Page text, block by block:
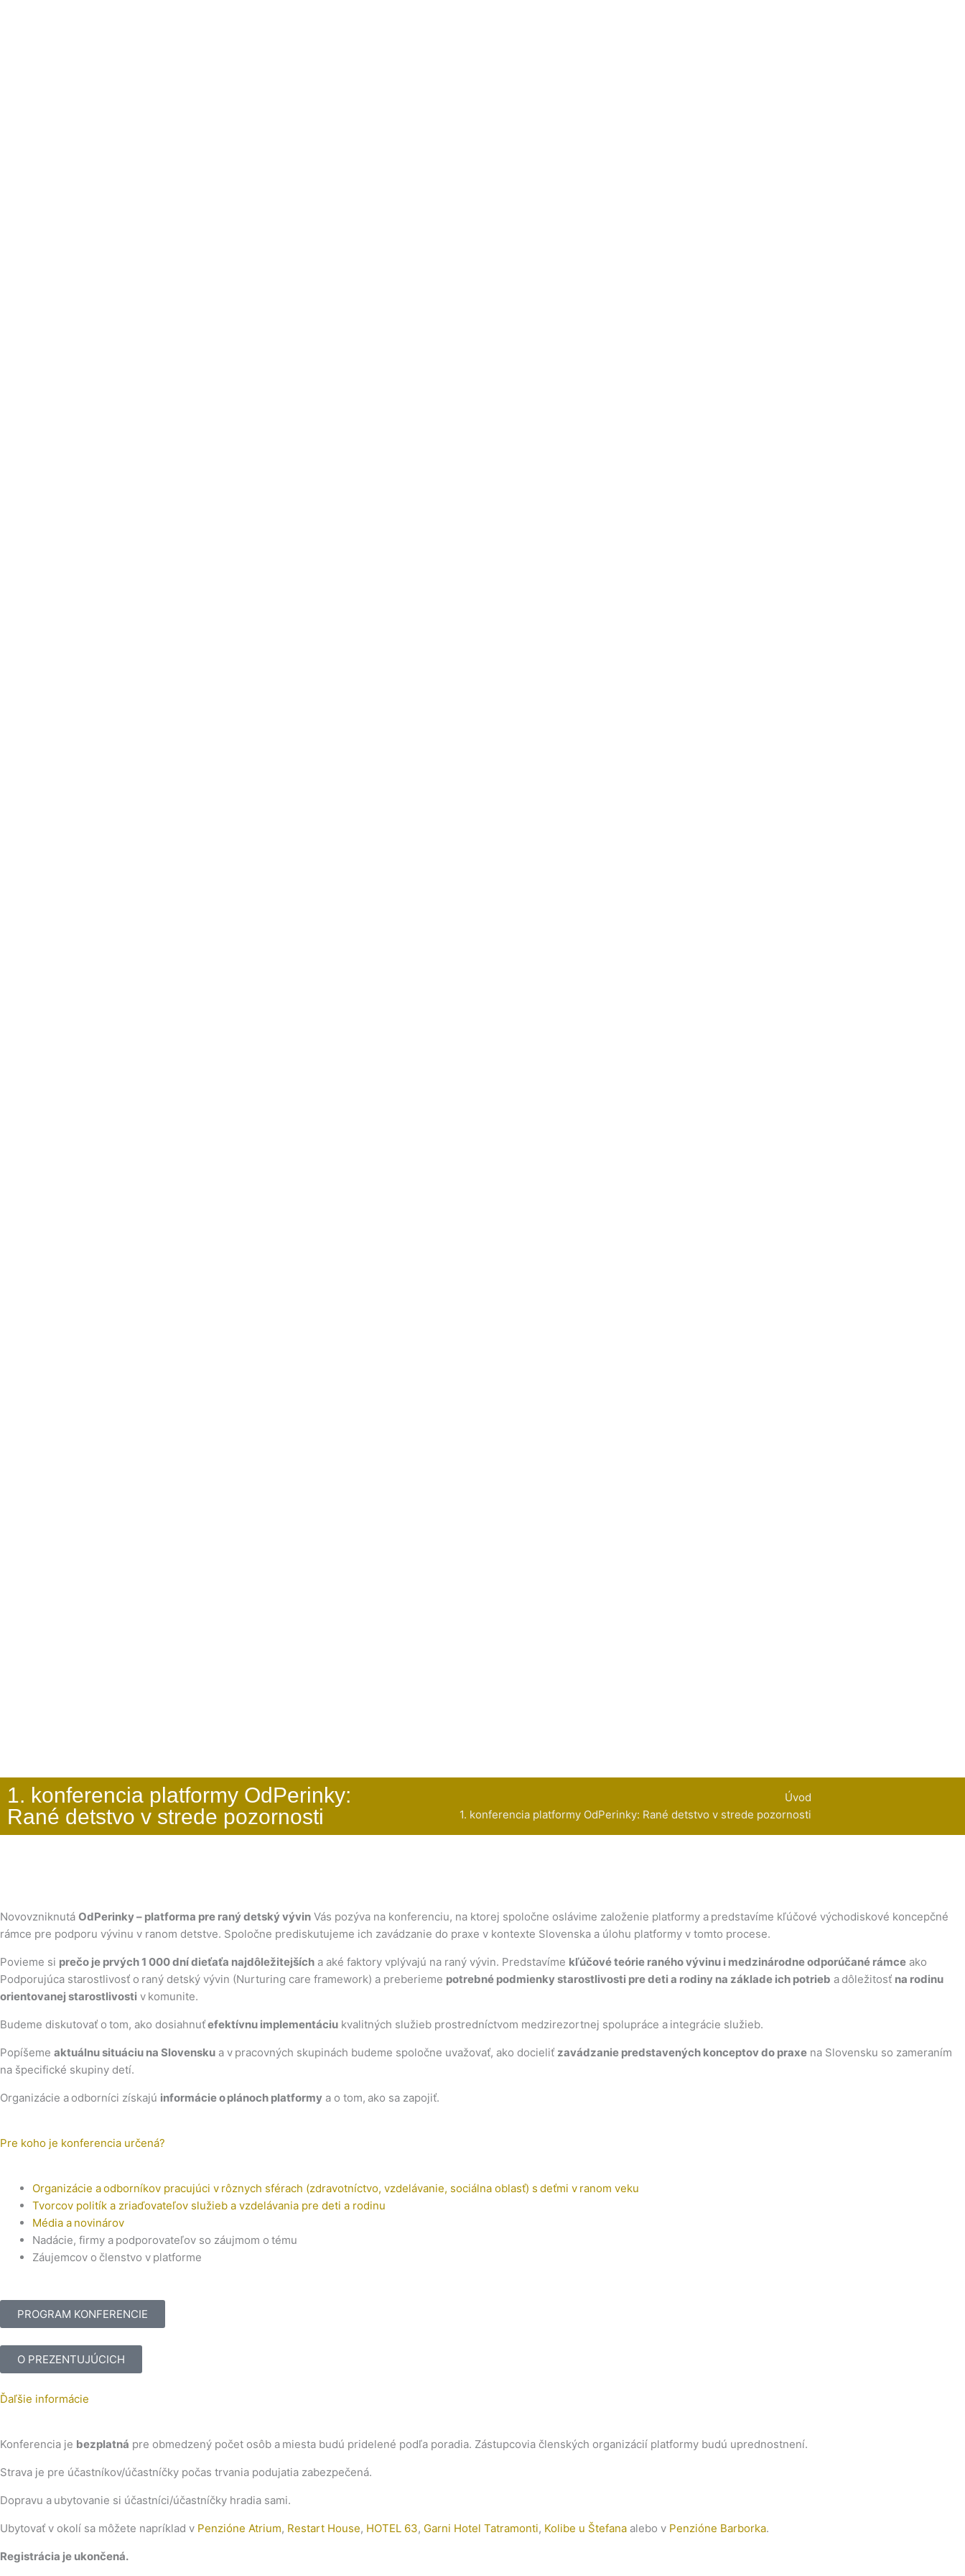
1. konferencia platformy OdPerinky:
Rané detstvo v strede pozornosti
Úvod
1. konferencia platformy OdPerinky: Rané detstvo v strede pozornosti
Novovzniknutá OdPerinky – platforma pre raný detský vývin Vás pozýva na konferenciu, na ktorej spoločne oslávime založenie platformy a predstavíme kľúčové východiskové koncepčné
rámce pre podporu vývinu v ranom detstve. Spoločne prediskutujeme ich zavádzanie do praxe v kontexte Slovenska a úlohu platformy v tomto procese.
Povieme si prečo je prvých 1 000 dní dieťaťa najdôležitejších a aké faktory vplývajú na raný vývin. Predstavíme kľúčové teórie raného vývinu i medzinárodne odporúčané rámce ako
Podporujúca starostlivosť o raný detský vývin (Nurturing care framework) a preberieme potrebné podmienky starostlivosti pre deti a rodiny na základe ich potrieb a dôležitosť na rodinu
orientovanej starostlivosti v komunite.
Budeme diskutovať o tom, ako dosiahnuťefektívnu implementáciu kvalitných služieb prostredníctvom medzirezortnej spolupráce a integrácie služieb.
Popíšeme aktuálnu situáciu na Slovensku a v pracovných skupinách budeme spoločne uvažovať, ako docieliť zavádzanie predstavených konceptov do praxe na Slovensku so zameraním
na špecifické skupiny detí.
Organizácie a odborníci získajú informácie o plánoch platformy a o tom, ako sa zapojiť.
Pre koho je konferencia určená?
Organizácie a odborníkov pracujúci v rôznych sférach (zdravotníctvo, vzdelávanie, sociálna oblasť) s deťmi v ranom veku
Tvorcov politík a zriaďovateľov služieb a vzdelávania pre deti a rodinu
Média a novinárov
Nadácie, firmy a podporovateľov so záujmom o tému
Záujemcov o členstvo v platforme
PROGRAM KONFERENCIE
O PREZENTUJÚCICH
Ďaľšie informácie
Konferencia je bezplatná pre obmedzený počet osôb a miesta budú pridelené podľa poradia. Zástupcovia členských organizácií platformy budú uprednostnení.
Strava je pre účastníkov/účastníčky počas trvania podujatia zabezpečená.
Dopravu a ubytovanie si účastníci/účastníčky hradia sami.
Ubytovať v okolí sa môžete napríklad v Penzióne Atrium, Restart House, HOTEL 63, Garni Hotel Tatramonti, Kolibe u Štefana alebo v Penzióne Barborka.
Registrácia je ukončená.